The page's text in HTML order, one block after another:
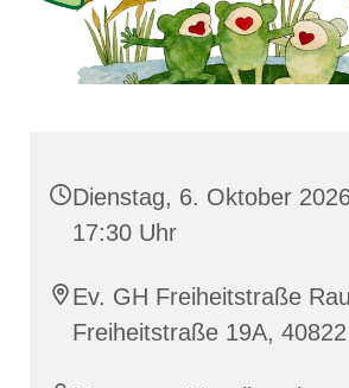
Dienstag, 6. Oktober
17:30 Uhr
Ev. GH Freiheitstraße
Freiheitstraße 19A,